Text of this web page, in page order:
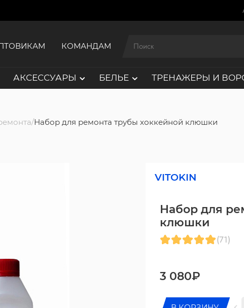
КОМАНДАМ
АКСЕССУАРЫ БЕЛЬЕ ТРЕНАЖЕРЫ И
Набор для ремонта трубы хоккейной клюшки
VITOKIN
Набор для
клюшки
(71)
3 080₽